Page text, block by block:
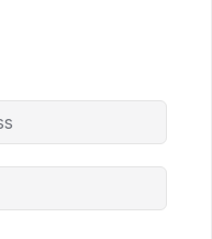
Lost your password?